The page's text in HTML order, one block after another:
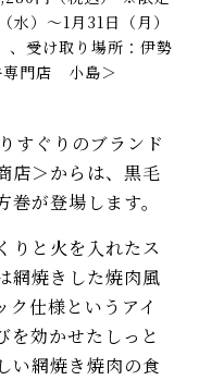
）～1月31日（月）
受け取り場所：伊勢
専門店 小島＞
すぐりのブランド
店＞からは、黒毛
が登場します。
りと火を入れたス
網焼きした焼肉風
仕様というアイ
を効かせたしっと
い網焼き焼肉の食